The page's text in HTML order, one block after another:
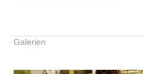
Galerien